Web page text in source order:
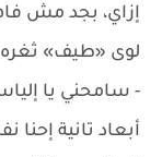
إزاي، بجد مش
لوى «طيف»
- سامحني يا
أبعاد تانية